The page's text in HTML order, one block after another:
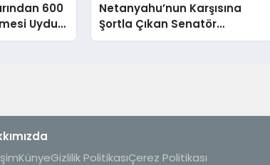
600
Uydu
Netanyahu’nun Karşısına
Şortla Çıkan Senatör
Fetterman Dikkat Çekti
KünyeGizlilik PolitikasıÇerez Politikası